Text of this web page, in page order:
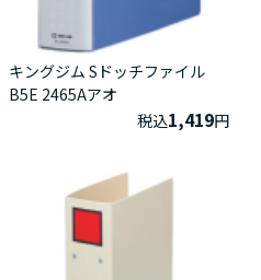
キングジム Sドッチファイル
B5E 2465Aアオ
税込1,419円